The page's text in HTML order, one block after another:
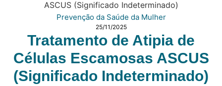
Prevenção da Saúde da Mulher
25/11/2025
Tratamento de Atipia de
Células Escamosas ASCUS
(Significado Indeterminado)